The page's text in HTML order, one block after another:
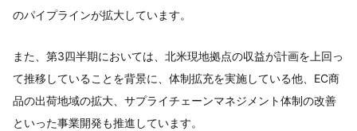
のパイプラインが拡大しています。
また、第3四半期においては、北米現地拠点の収益が計画を上回っ
て推移していることを背景に、体制拡充を実施している他、EC商
品の出荷地域の拡大、サプライチェーンマネジメント体制の改善
といった事業開発も推進しています。